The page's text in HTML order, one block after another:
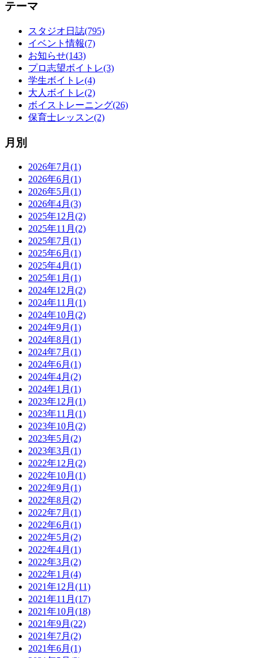
テーマ
スタジオ日誌(795)
イベント情報(7)
お知らせ(143)
プロ志望ボイトレ(3)
学生ボイトレ(4)
大人ボイトレ(2)
ボイストレーニング(26)
保育士レッスン(2)
月別
2026年7月(1)
2026年6月(1)
2026年5月(1)
2026年4月(3)
2025年12月(2)
2025年11月(2)
2025年7月(1)
2025年6月(1)
2025年4月(1)
2025年1月(1)
2024年12月(2)
2024年11月(1)
2024年10月(2)
2024年9月(1)
2024年8月(1)
2024年7月(1)
2024年6月(1)
2024年4月(2)
2024年1月(1)
2023年12月(1)
2023年11月(1)
2023年10月(2)
2023年5月(2)
2023年3月(1)
2022年12月(2)
2022年10月(1)
2022年9月(1)
2022年8月(2)
2022年7月(1)
2022年6月(1)
2022年5月(2)
2022年4月(1)
2022年3月(2)
2022年1月(4)
2021年12月(11)
2021年11月(17)
2021年10月(18)
2021年9月(22)
2021年7月(2)
2021年6月(1)